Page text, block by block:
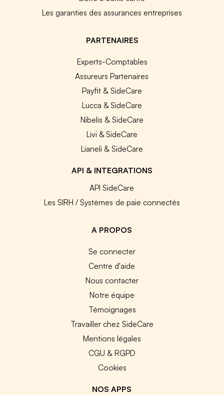
Les garanties des assurances entreprises
PARTENAIRES
Experts-Comptables
Assureurs Partenaires
Payfit & SideCare
Lucca & SideCare
Nibelis & SideCare
Livi & SideCare
Lianeli & SideCare
API & INTEGRATIONS
API SideCare
Les SIRH / Systèmes de paie connectés
A PROPOS
Se connecter
Centre d'aide
Nous contacter
Notre équipe
Témoignages
Travailler chez SideCare
Mentions légales
CGU & RGPD
Cookies
NOS APPS